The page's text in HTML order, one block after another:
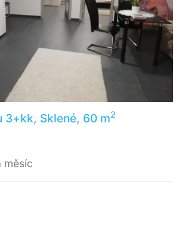
3+kk, Sklené, 60 m2
měsíc